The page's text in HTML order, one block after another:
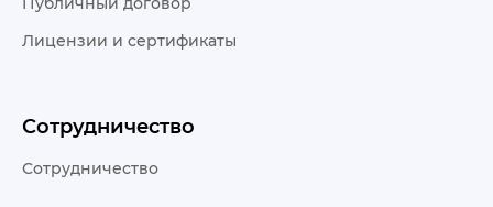
Лицензии и сертификаты
Сотрудничество
Сотрудничество